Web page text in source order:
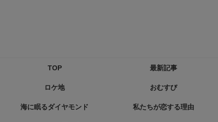
TOP 最新記事
ロケ地 おむすび
海に眠るダイヤモンド 私たちが恋する理由